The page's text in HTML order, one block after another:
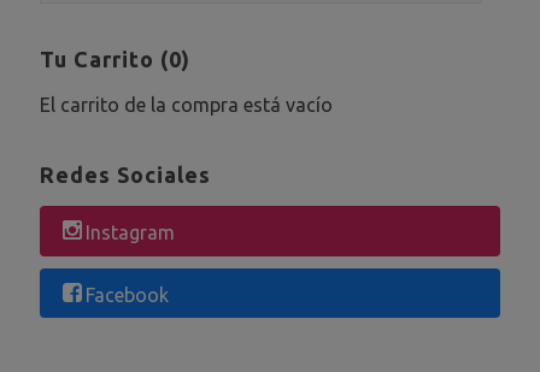
Tu Carrito (0)
El carrito de la compra está vacío
Redes Sociales
Instagram
Facebook